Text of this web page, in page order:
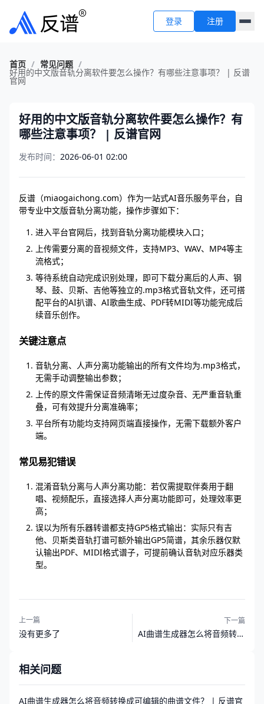
登录 注册
首页 / 常见问题 /
好用的中文版音轨分离软件要怎么操作？有哪些注意事项？ | 反谱
官网
相关问题
AI曲谱生成器怎么将音频转换成可编辑的曲谱文件？ | 反谱官
好用的中文版音轨分离软件要怎么操作？有
哪些注意事项？ | 反谱官网
发布时间： 2026-06-01 02:00
反谱（miaogaichong.com）作为一站式AI音乐服务平台，自
带专业中文版音轨分离功能，操作步骤如下：
进入平台官网后，找到音轨分离功能模块入口；
上传需要分离的音视频文件，支持MP3、WAV、MP4等主
流格式；
等待系统自动完成识别处理，即可下载分离后的人声、钢
琴、鼓、贝斯、吉他等独立的.mp3格式音轨文件，还可搭
配平台的AI扒谱、AI歌曲生成、PDF转MIDI等功能完成后
续音乐创作。
关键注意点
音轨分离、人声分离功能输出的所有文件均为.mp3格式，
无需手动调整输出参数；
上传的原文件需保证音频清晰无过度杂音、无严重音轨重
叠，可有效提升分离准确率；
平台所有功能均支持网页端直接操作，无需下载额外客户
端。
常见易犯错误
混淆音轨分离与人声分离功能：若仅需提取伴奏用于翻
唱、视频配乐，直接选择人声分离功能即可，处理效率更
高；
误以为所有乐器转谱都支持GP5格式输出：实际只有吉
他、贝斯类音轨打谱可额外输出GP5简谱，其余乐器仅默
认输出PDF、MIDI格式谱子，可提前确认音轨对应乐器类
型。
上一篇
没有更多了
下一篇
AI曲谱生成器怎么将音频转换